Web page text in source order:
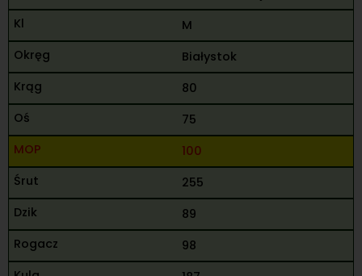
M
Białystok
80
75
100
255
89
98